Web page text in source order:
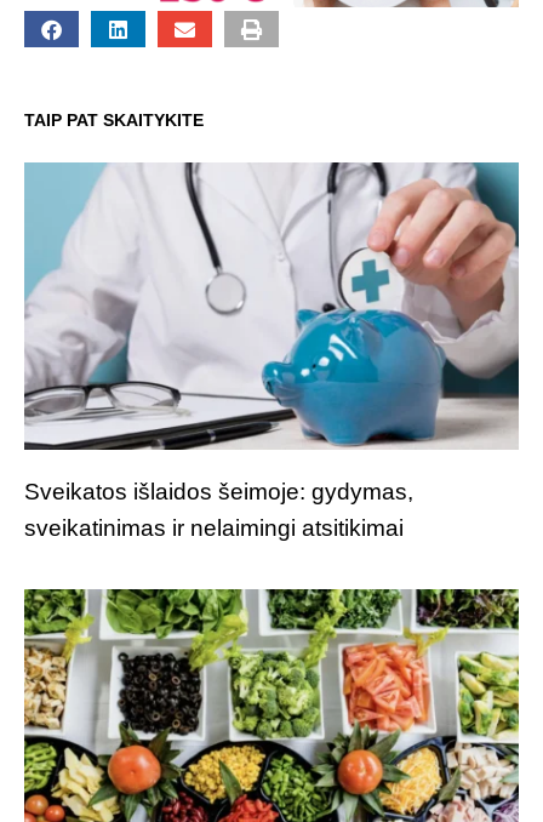
TAIP PAT SKAITYKITE
Sveikatos išlaidos šeimoje: gydymas,
sveikatinimas ir nelaimingi atsitikimai